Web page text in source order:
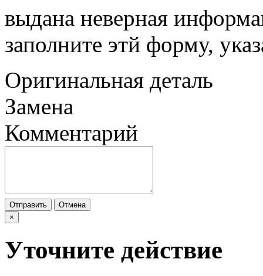
выдана неверная
заполните этй форму,
Оригинальная деталь
Замена
Комментарий
Отправить
Отмена
×
Уточните действие